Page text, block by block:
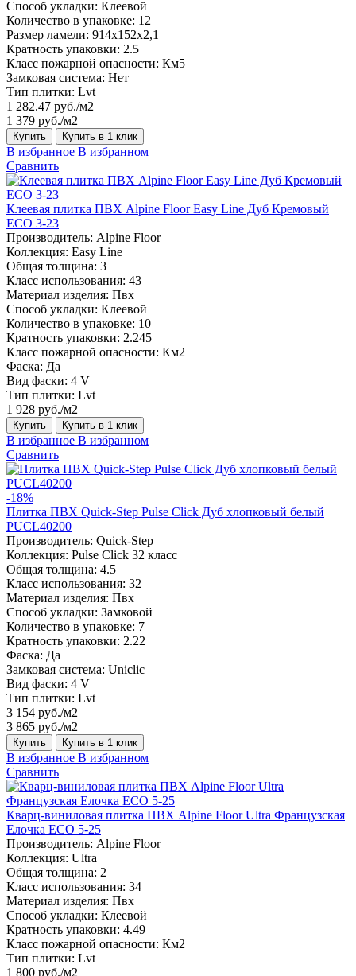
Способ укладки: Клеевой
Количество в упаковке: 12
Размер ламели: 914x152x2,1
Кратность упаковки: 2.5
Класс пожарной опасности: Км5
Замковая система: Нет
Тип плитки: Lvt
1 282.47 руб./м2
1 379 руб./м2
Купить Купить в 1 клик
В избранное В избранном
Сравнить
Клеевая плитка ПВХ Alpine Floor Easy Line Дуб Кремовый
ЕСО 3-23
Производитель: Alpine Floor
Коллекция: Easy Line
Общая толщина: 3
Класс использования: 43
Материал изделия: Пвх
Способ укладки: Клеевой
Количество в упаковке: 10
Кратность упаковки: 2.245
Класс пожарной опасности: Км2
Фаска: Да
Вид фаски: 4 V
Тип плитки: Lvt
1 928 руб./м2
Купить Купить в 1 клик
В избранное В избранном
Сравнить
-18%
Плитка ПВХ Quick-Step Pulse Click Дуб хлопковый белый
PUCL40200
Производитель: Quick-Step
Коллекция: Pulse Click 32 класс
Общая толщина: 4.5
Класс использования: 32
Материал изделия: Пвх
Способ укладки: Замковой
Количество в упаковке: 7
Кратность упаковки: 2.22
Фаска: Да
Замковая система: Uniclic
Вид фаски: 4 V
Тип плитки: Lvt
3 154 руб./м2
3 865 руб./м2
Купить Купить в 1 клик
В избранное В избранном
Сравнить
Кварц-виниловая плитка ПВХ Alpine Floor Ultra Французская
Елочка ECO 5-25
Производитель: Alpine Floor
Коллекция: Ultra
Общая толщина: 2
Класс использования: 34
Материал изделия: Пвх
Способ укладки: Клеевой
Кратность упаковки: 4.49
Класс пожарной опасности: Км2
Тип плитки: Lvt
1 800 руб./м2